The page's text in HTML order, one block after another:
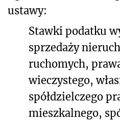
ustawy:
Stawki podatku
sprzedaży
ruchomych,
wieczystego,
spółdzielczego
mieszkalnego,